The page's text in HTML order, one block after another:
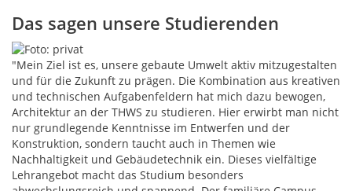
Das sagen unsere Studierenden
"Mein Ziel ist es, unsere gebaute Umwelt aktiv mitzugestalten
und für die Zukunft zu prägen. Die Kombination aus kreativen
und technischen Aufgabenfeldern hat mich dazu bewogen,
Architektur an der THWS zu studieren. Hier erwirbt man nicht
nur grundlegende Kenntnisse im Entwerfen und der
Konstruktion, sondern taucht auch in Themen wie
Nachhaltigkeit und Gebäudetechnik ein. Dieses vielfältige
Lehrangebot macht das Studium besonders